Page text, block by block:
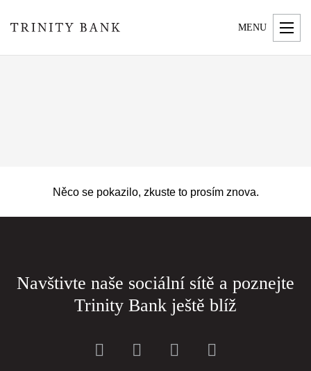
MENU
Něco se pokazilo, zkuste to prosím znova.
Navštivte naše sociální sítě a poznejte
Trinity Bank ještě blíž